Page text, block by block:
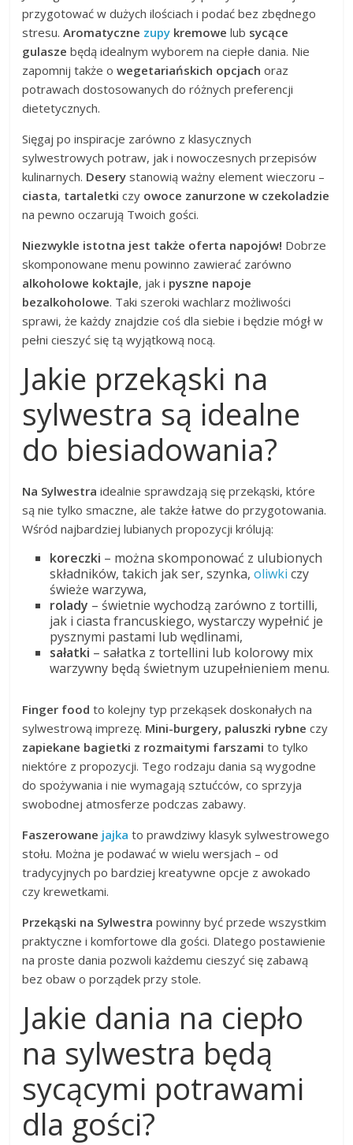
przygotować w dużych ilościach i podać bez zbędnego
stresu.Aromatyczne zupy kremowe lub sycące
gulasze będą idealnym wyborem na ciepłe dania. Nie
zapomnij także owegetariańskich opcjach oraz
potrawach dostosowanych do różnych preferencji
dietetycznych.
Sięgaj po inspiracje zarówno z klasycznych
sylwestrowych potraw, jak i nowoczesnych przepisów
kulinarnych. Desery stanowią ważny element wieczoru –
ciasta, tartaletki czy owoce zanurzone w czekoladzie
na pewno oczarują Twoich gości.
Niezwykle istotna jest także oferta napojów! Dobrze
skomponowane menu powinno zawierać zarówno
alkoholowe koktajle, jak i pyszne napoje
bezalkoholowe. Taki szeroki wachlarz możliwości
sprawi, że każdy znajdzie coś dla siebie i będzie mógł w
pełni cieszyć się tą wyjątkową nocą.
Jakie przekąski na
sylwestra są idealne
do biesiadowania?
Na Sylwestra idealnie sprawdzają się przekąski, które
są nie tylko smaczne, ale także łatwe do przygotowania.
Wśród najbardziej lubianych propozycji królują:
koreczki – można skomponować z ulubionych
składników, takich jak ser, szynka,oliwki czy
świeże warzywa,
rolady – świetnie wychodzą zarówno z tortilli,
jak i ciasta francuskiego, wystarczy wypełnić je
pysznymi pastami lub wędlinami,
sałatki – sałatka z tortellini lub kolorowy mix
warzywny będą świetnym uzupełnieniem menu.
Finger food to kolejny typ przekąsek doskonałych na
sylwestrową imprezę. Mini-burgery, paluszki rybne czy
zapiekane bagietki z rozmaitymi farszami to tylko
niektóre z propozycji. Tego rodzaju dania są wygodne
do spożywania i nie wymagają sztućców, co sprzyja
swobodnej atmosferze podczas zabawy.
Faszerowane jajka to prawdziwy klasyk sylwestrowego
stołu. Można je podawać w wielu wersjach – od
tradycyjnych po bardziej kreatywne opcje z awokado
czy krewetkami.
Przekąski na Sylwestra powinny być przede wszystkim
praktyczne i komfortowe dla gości. Dlatego postawienie
na proste dania pozwoli każdemu cieszyć się zabawą
bez obaw o porządek przy stole.
Jakie dania na ciepło
na sylwestra będą
sycącymi potrawami
dla gości?